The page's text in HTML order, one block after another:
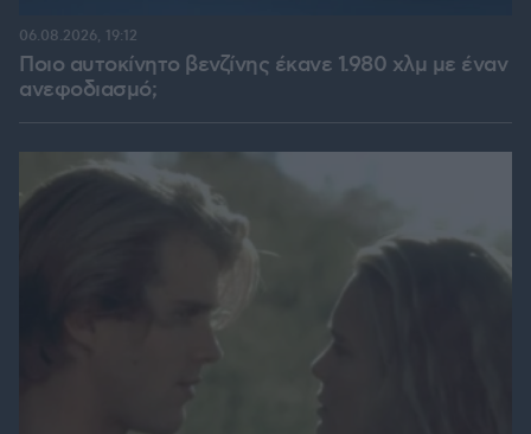
Ποιο αυτοκίνητο βενζίνης έκανε 1.980 χλμ με έναν
ανεφοδιασμό;
06.08.2026, 19:12